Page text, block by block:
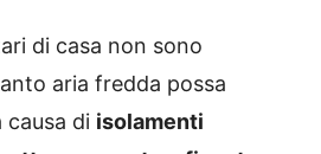
di casa non sono
aria fredda possa
causa di isolamenti